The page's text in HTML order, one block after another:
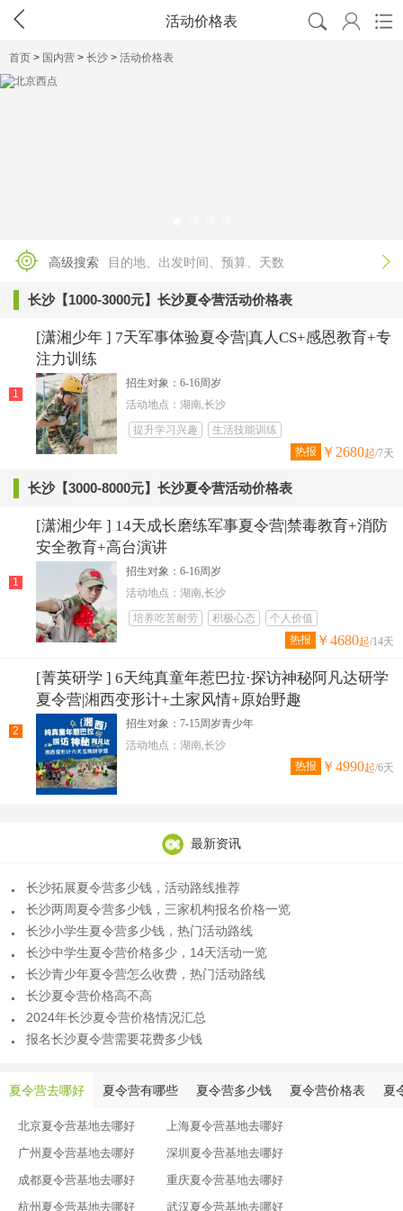
 活动价格表   
首页 > 国内营 > 长沙 > 活动价格表
高级搜索 目的地、出发时间、预算、天数 
长沙【1000-3000元】长沙夏令营活动价格表
1
[潇湘少年 ] 7天军事体验夏令营|真人CS+感恩教育+专
注力训练
招生对象：6-16周岁
活动地点：湖南,长沙
提升学习兴趣
生活技能训练
热报
￥2680起/7天
长沙【3000-8000元】长沙夏令营活动价格表
1
[潇湘少年 ] 14天成长磨练军事夏令营|禁毒教育+消防
安全教育+高台演讲
招生对象：6-16周岁
活动地点：湖南,长沙
培养吃苦耐劳
积极心态
个人价值
热报
￥4680起/14天
2
[菁英研学 ] 6天纯真童年惹巴拉·探访神秘阿凡达研学
夏令营|湘西变形计+土家风情+原始野趣
招生对象：7-15周岁青少年
活动地点：湖南,长沙
热报
￥4990起/6天
最新资讯
长沙拓展夏令营多少钱，活动路线推荐
长沙两周夏令营多少钱，三家机构报名价格一览
长沙小学生夏令营多少钱，热门活动路线
长沙中学生夏令营价格多少，14天活动一览
长沙青少年夏令营怎么收费，热门活动路线
长沙夏令营价格高不高
2024年长沙夏令营价格情况汇总
报名长沙夏令营需要花费多少钱
夏令营去哪好 夏令营有哪些 夏令营多少钱 夏令营价格表 夏
北京夏令营基地去哪好
上海夏令营基地去哪好
广州夏令营基地去哪好
深圳夏令营基地去哪好
成都夏令营基地去哪好
重庆夏令营基地去哪好
杭州夏令营基地去哪好
武汉夏令营基地去哪好